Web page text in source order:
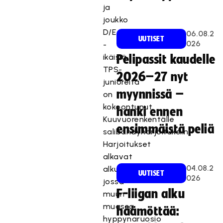
ja
joukko
D/E
-
ikäisiä
TPS-
junioreita
on
kokoontunut
Kuuvuorenkentälle
salibandyharjoituksiin.
Harjoitukset
alkavat
alkulämmittelyillä,
jossa
muun
muassa
hyppynaruosio
UUTISET
06.08.2
026
Pelipassit kaudelle
2026–27 nyt
myynnissä –
hanki ennen
ensimmäistä peliä
UUTISET
04.08.2
026
F-liigan alku
häämöttää: